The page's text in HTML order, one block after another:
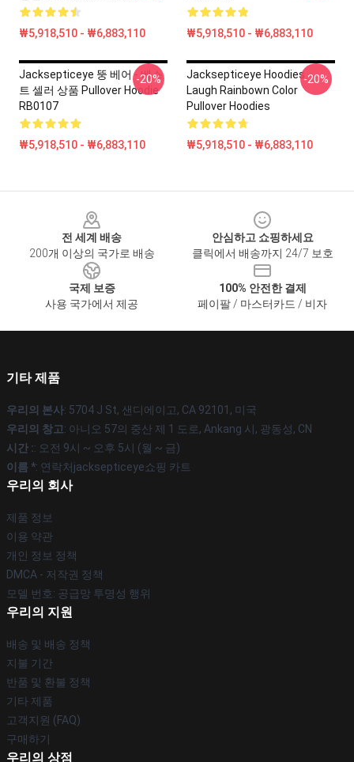
₩5,918,510 - ₩6,883,110 ₩5,918,510 - ₩6,883,110
Jacksepticeye 뚱 베어 - 베스
트 셀러 상품 Pullover Hoodie
RB0107
₩5,918,510 - ₩6,883,110
-20%
Jacksepticeye Hoodies -
Laugh Rainbown Color
Pullover Hoodies
₩5,918,510 - ₩6,883,110
-20%
전 세계 배송
200개 이상의 국가로 배송
안심하고 쇼핑하세요
클릭에서 배송까지 24/7 보호
국제 보증
사용 국가에서 제공
100% 안전한 결제
페이팔 / 마스터카드 / 비자
기타 제품
우리의 본사: 5704 J St, 샌디에이고, CA 92101, 미국
우리의 창고: 아니오 57의 중산 제 1 도로, Ankang 시, 광동성, CN
시간 :: 오전 9시 ~ 오후 5시 (월 ~ 금)
이름 *: 연락처jacksepticeye쇼핑 카트
우리의 회사
제품 정보
이용 약관
개인 정보 정책
DMCA - 저작권 정책
모델 번호: 공급망 투명성 행위
우리의 지원
배송 및 배송 정책
지불 기간
반품 및 환불 정책
기타 제품
고객지원 (FAQ)
구매하기
우리의 상점